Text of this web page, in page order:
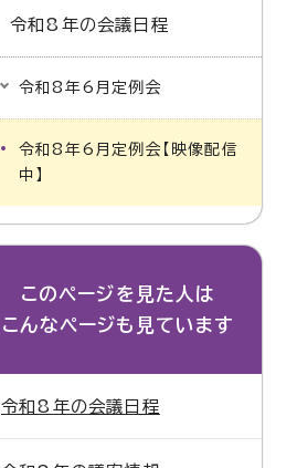
令和8年の会議日程
令和8年6月定例会
令和8年6月定例会【映像配信
中】
このページを見た人は
こんなページも見ています
令和8年の会議日程